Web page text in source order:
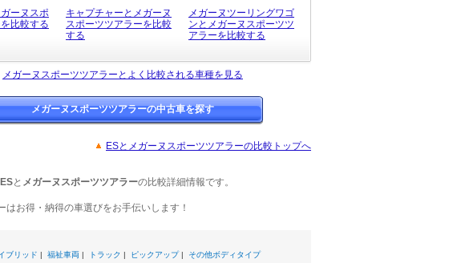
ーヌスポ
比較する
キャプチャーとメガーヌ
スポーツツアラーを比較
する
メガーヌツーリングワゴ
ンとメガーヌスポーツツ
アラーを比較する
メガーヌスポーツツアラーとよく比較される車種を見る
メガーヌスポーツツアラーの中古車を探す
ESとメガーヌスポーツツアラーの比較トップへ
ESと メガーヌスポーツツアラーの比較詳細情報です。
お得・納得の車選びをお手伝いします！
ブリッド | 福祉車両 | トラック | ピックアップ| その他ボディタイプ